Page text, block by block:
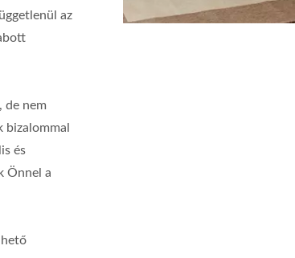
az
de nem
és
Önnel a